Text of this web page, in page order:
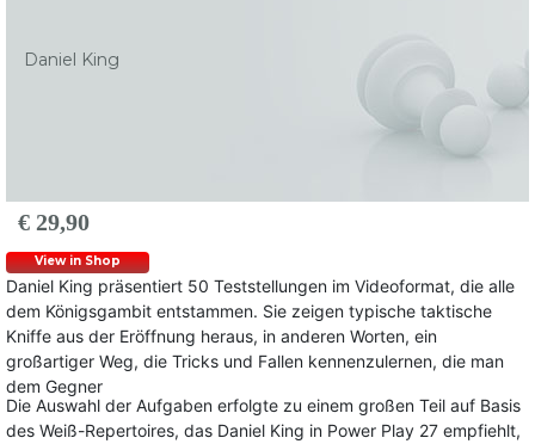
Daniel King
€ 29,90
View in Shop
Daniel King präsentiert 50 Teststellungen im Videoformat, die alle
dem Königsgambit entstammen. Sie zeigen typische taktische
Kniffe aus der Eröffnung heraus, in anderen Worten, ein
großartiger Weg, die Tricks und Fallen kennenzulernen, die man
dem Gegner
Die Auswahl der Aufgaben erfolgte zu einem großen Teil auf Basis
des Weiß-Repertoires, das Daniel King in Power Play 27 empfiehlt,